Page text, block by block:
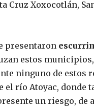
Cruz Xoxocotlán,
presentaron
estos
ninguno de estos
el río Atoyac,
un riesgo, de